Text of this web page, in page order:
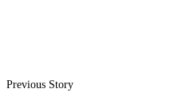
Previous Story